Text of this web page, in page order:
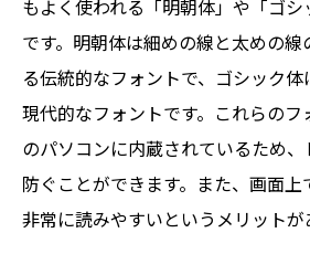
もよく使われる「明朝体」や「ゴ
です。明朝体は細めの線と太めの
る伝統的なフォントで、ゴシック
現代的なフォントです。これらの
のパソコンに内蔵されているため
防ぐことができます。また、画面上
非常に読みやすいというメリットが